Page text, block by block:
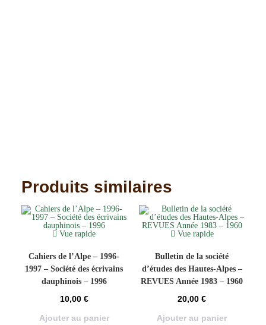
Produits similaires
Vue rapide
Cahiers de l’Alpe – 1996-
1997 – Société des écrivains
dauphinois – 1996
10,00 €
Ajouter au panier
Vue rapide
Bulletin de la société
d’études des Hautes-Alpes –
REVUES Année 1983 – 1960
20,00€
Ajouter au panier